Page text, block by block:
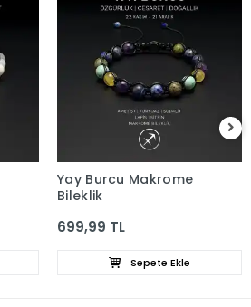
Yay Burcu Makrome
Bileklik
699,99 TL
Sepete Ekle